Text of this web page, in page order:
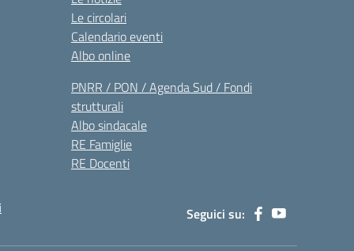
Le circolari
Calendario eventi
Albo online
PNRR / PON / Agenda Sud / Fondi
strutturali
Albo sindacale
RE Famiglie
RE Docenti
Seguici su: